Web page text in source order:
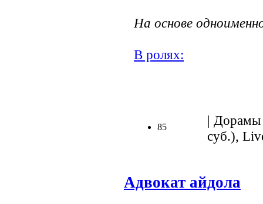
На основе
В ролях:
85
| Дорамы
суб.),
Адвокат айдола